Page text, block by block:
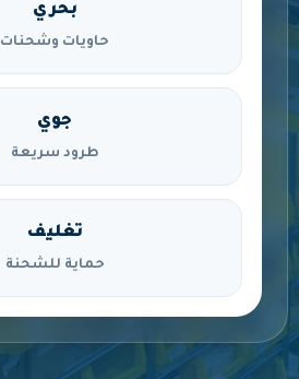
بحري
حاويات وشحنات
جوي
طرود سريعة
تغليف
حماية للشحنة